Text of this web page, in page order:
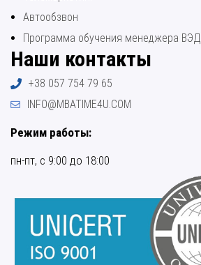
Автообзвон
Программа обучения менеджера ВЭД
Наши контакты
+38 057 754 79 65
INFO@MBATIME4U.COM
Режим работы:
пн-пт, с 9:00 до 18:00